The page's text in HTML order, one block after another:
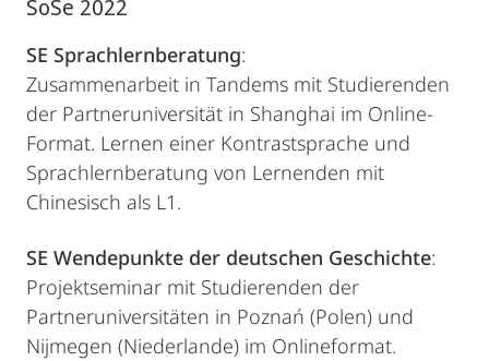
SoSe 2022
SE Sprachlernberatung:
Zusammenarbeit in Tandems mit Studierenden
der Partneruniversität in Shanghai im Online-
Format. Lernen einer Kontrastsprache und
Sprachlernberatung von Lernenden mit
Chinesisch als L1.
SE Wendepunkte der deutschen Geschichte:
Projektseminar mit Studierenden der
Partneruniversitäten in Poznań (Polen) und
Nijmegen (Niederlande) im Onlineformat.